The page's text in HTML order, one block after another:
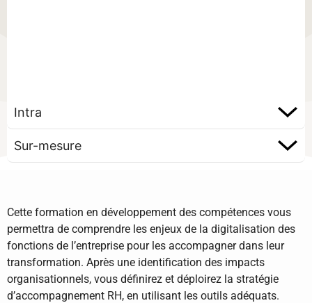
Intra
Sur-mesure
Cette formation en développement des compétences vous
permettra de comprendre les enjeux de la digitalisation des
fonctions de l’entreprise pour les accompagner dans leur
transformation. Après une identification des impacts
organisationnels, vous définirez et déploirez la stratégie
d’accompagnement RH, en utilisant les outils adéquats.